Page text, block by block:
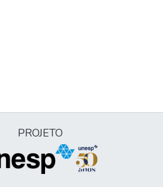
PROJETO